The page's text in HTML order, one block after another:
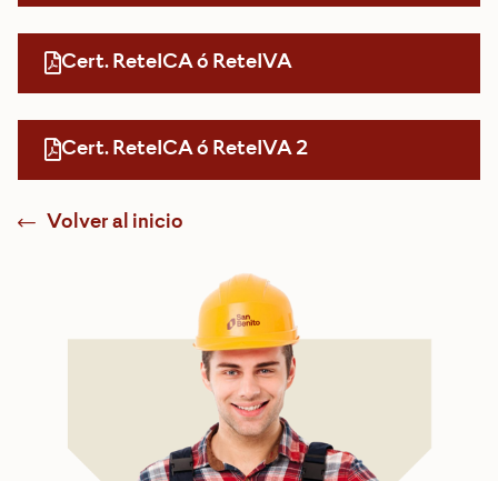
Cert. ReteICA ó ReteIVA
Cert. ReteICA ó ReteIVA 2
Volver al inicio